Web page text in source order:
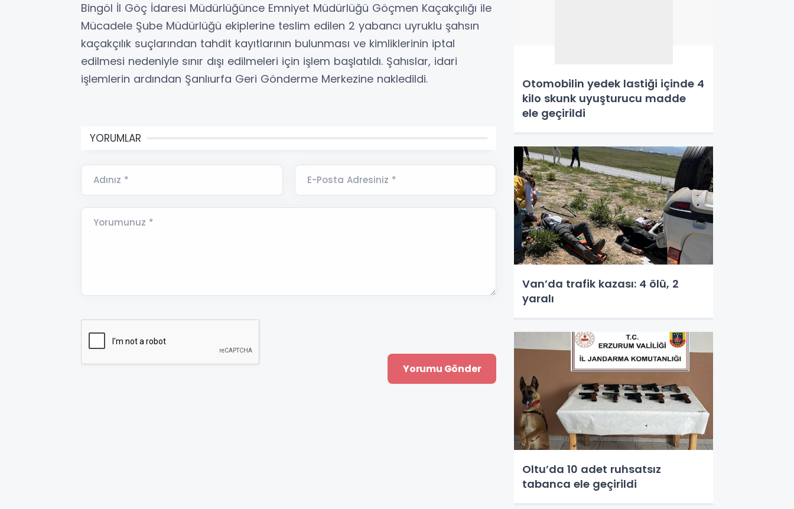
Bingöl İl Göç İdaresi Müdürlüğünce Emniyet Müdürlüğü Göçmen Kaçakçılığı ile
Mücadele Şube Müdürlüğü ekiplerine teslim edilen 2 yabancı uyruklu şahsın
kaçakçılık suçlarından tahdit kayıtlarının bulunması ve kimliklerinin iptal
edilmesi nedeniyle sınır dışı edilmeleri için işlem başlatıldı. Şahıslar, idari
işlemlerin ardından Şanlıurfa Geri Gönderme Merkezine nakledildi.
YORUMLAR
Adınız * E-Posta Adresiniz *
Yorumunuz *
Otomobilin yedek lastiği içinde 4
kilo skunk uyuşturucu madde
ele geçirildi
Van’da trafik kazası: 4 ölü, 2
yaralı
Oltu’da 10 adet ruhsatsız
tabanca ele geçirildi